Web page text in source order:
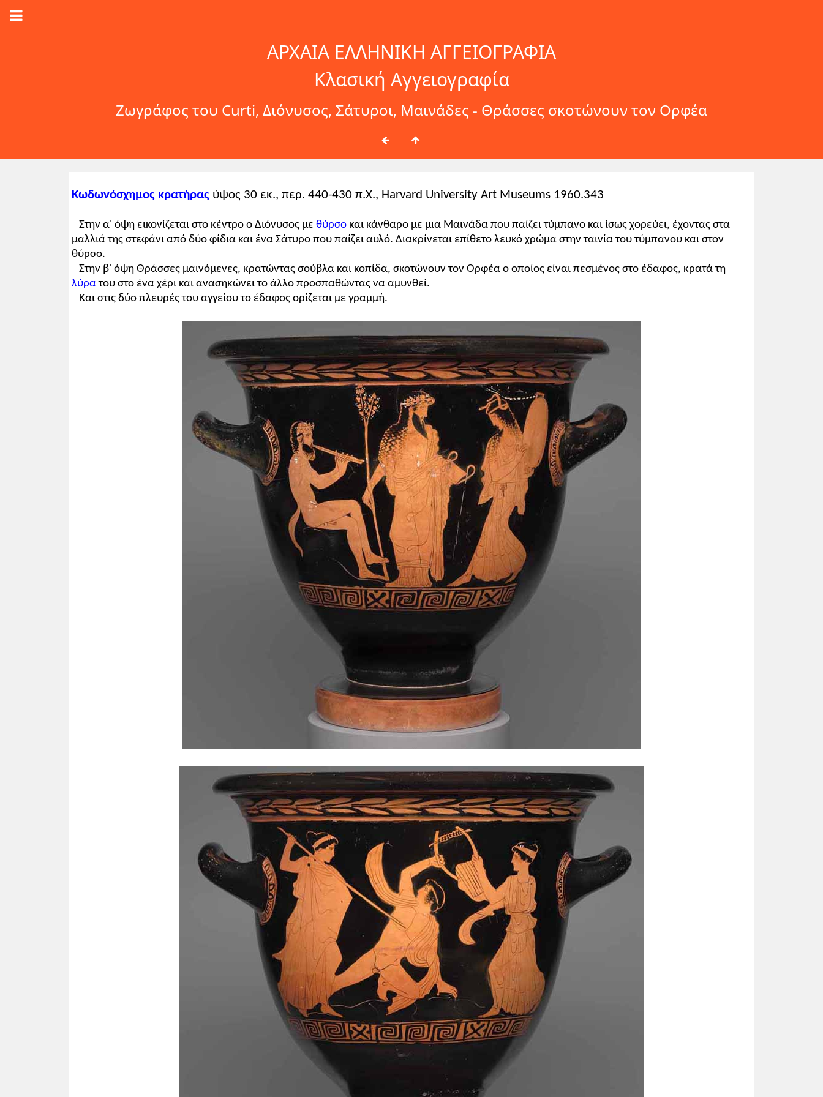
ΑΡΧΑΙΑ ΕΛΛΗΝΙΚΗ ΑΓΓΕΙΟΓΡΑΦΙΑ
Κλασική Αγγειογραφία
Ζωγράφος του Curti, Διόνυσος, Σάτυροι, Μαινάδες - Θράσσες σκοτώνουν τον Ορφέα
Κωδωνόσχημος κρατήραςύψος 30 εκ., περ. 440-430 π.Χ., Harvard University Art Museums 1960.343
Στην α' όψη εικονίζεται στο κέντρο ο Διόνυσος με θύρσοκαι κάνθαρο με μια Μαινάδα που παίζει τύμπανο και ίσως χορεύει, έχοντας στα
μαλλιά της στεφάνι από δύο φίδια και ένα Σάτυρο που παίζει αυλό. Διακρίνεται επίθετο λευκό χρώμα στην ταινία του τύμπανου και στον
θύρσο.
Στην β' όψη Θράσσες μαινόμενες, κρατώντας σούβλα και κοπίδα, σκοτώνουν τον Ορφέα ο οποίος είναι πεσμένος στο έδαφος, κρατά τη
λύρατου στο ένα χέρι και ανασηκώνει το άλλο προσπαθώντας να αμυνθεί.
Και στις δύο πλευρές του αγγείου το έδαφος ορίζεται με γραμμή.